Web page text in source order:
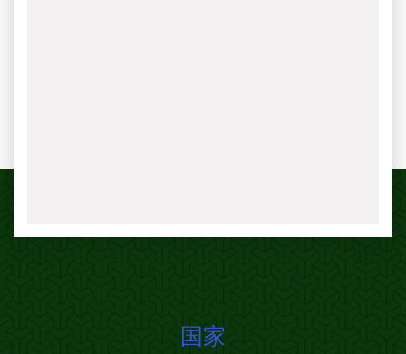
国家